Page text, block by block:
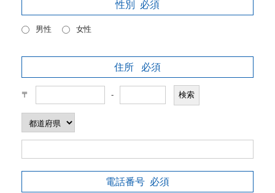
性別 必須
男性 女性
住所 必須
〒 -
電話番号 必須